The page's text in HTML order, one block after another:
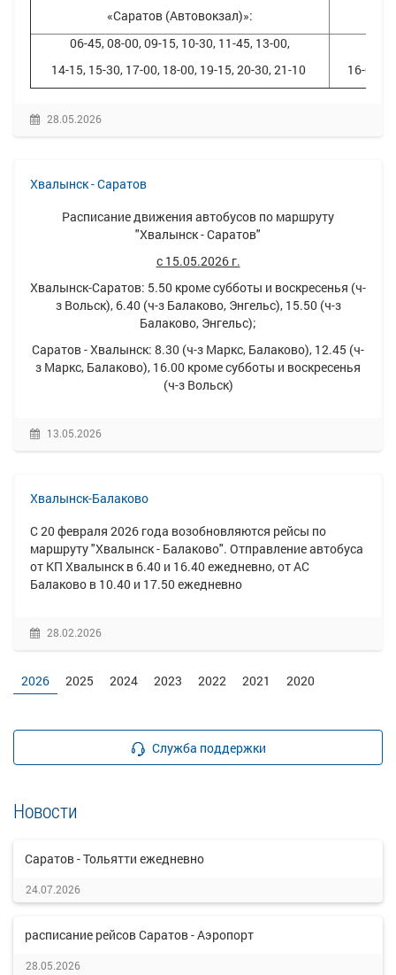
«Саратов (Автовокзал)»:
06-45, 08-00, 09-15, 10-30, 11-45, 13-00,
14-15, 15-30, 17-00, 18-00, 19-15, 20-30, 21-10
16-00,
28.05.2026
Хвалынск - Саратов
Расписание движения автобусов по маршруту
"Хвалынск - Саратов"
с 15.05.2026 г.
Хвалынск-Саратов: 5.50 кроме субботы и воскресенья (ч-
з Вольск), 6.40 (ч-з Балаково, Энгельс), 15.50 (ч-з
Балаково, Энгельс);
Саратов - Хвалынск: 8.30 (ч-з Маркс, Балаково), 12.45 (ч-
з Маркс, Балаково), 16.00 кроме субботы и воскресенья
(ч-з Вольск)
13.05.2026
Хвалынск-Балаково
С 20 февраля 2026 года возобновляются рейсы по
маршруту "Хвалынск - Балаково". Отправление автобуса
от КП Хвалынск в 6.40 и 16.40 ежедневно, от АС
Балаково в 10.40 и 17.50 ежедневно
28.02.2026
2026 2025 2024 2023 2022 2021 2020
Служба поддержки
Новости
Саратов - Тольятти ежедневно
24.07.2026
расписание рейсов Саратов - Аэропорт
28.05.2026